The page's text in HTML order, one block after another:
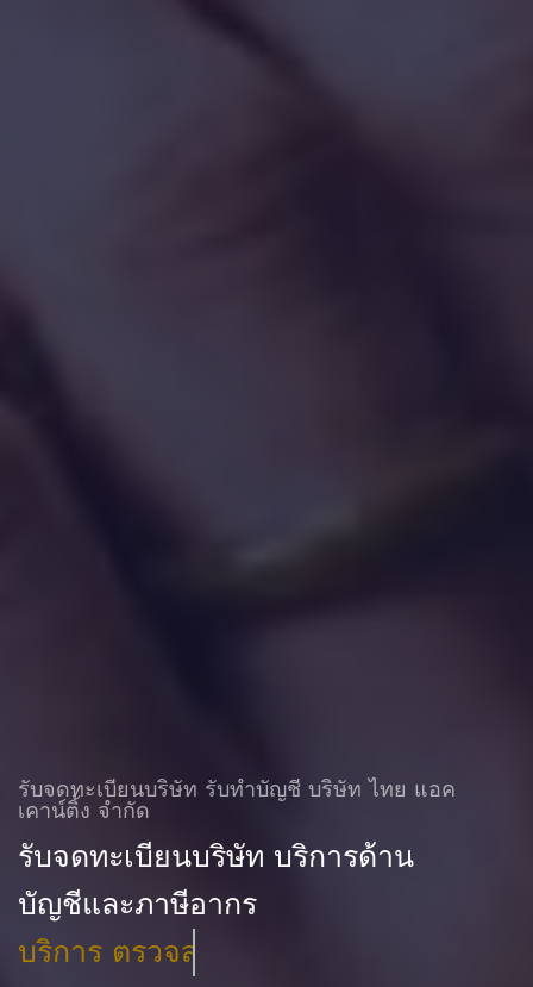
รับจดทะเบียนบริษัท รับทําบัญชี บริษัท ไทย แอค
เคาน์ติ้ง จำกัด
รับจดทะเบียนบริษัท บริการด้าน
บัญชีและภาษีอากร
บริการ ตรวจสอบบัญชี